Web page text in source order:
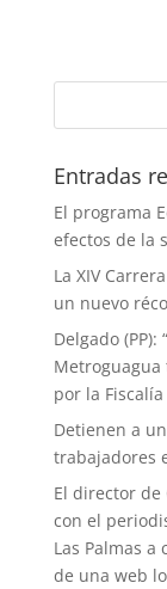
Entradas
El programa
efectos de la
La XIV
un nuevo
Delgado
por la
Detienen a
trabajadores
El director de
con el
Las Palmas
de una web